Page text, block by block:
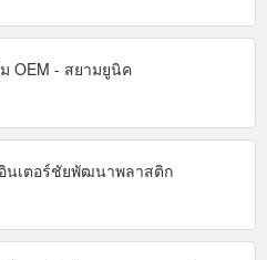
OEM - สยามยูนิค
นเตอร์ชัยพัฒนาพลาสติก